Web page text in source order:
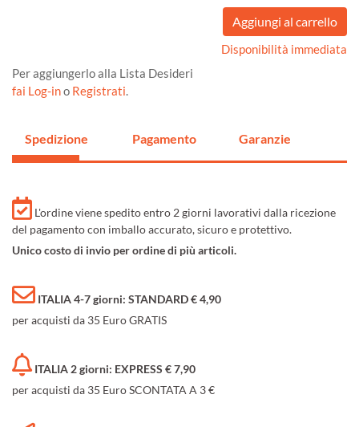
Disponibilità immediata
Per aggiungerlo alla Lista Desideri
fai Log-ino Registrati.
Spedizione Pagamento Garanzie
L'ordine viene spedito entro 2 giorni lavorativi dalla ricezione
del pagamento con imballo accurato, sicuro e protettivo.
Unico costo di invio per ordine di più articoli.
ITALIA 4-7 giorni: STANDARD € 4,90
per acquisti da 35 Euro GRATIS
ITALIA 2 giorni: EXPRESS € 7,90
per acquisti da 35 Euro SCONTATA A 3 €